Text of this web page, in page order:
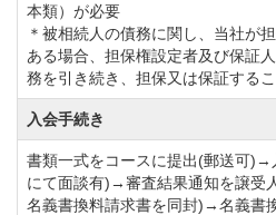
本類）が必要
＊被相続人の債務に関し、当社が
ある場合、担保権設定者及び保証
務を引き続き、担保又は保証するこ
入会手続き
書類一式をコースに提出(郵送可)→
にて面談有)→審査結果通知を譲受
名義書換料請求書を同封)→名義書